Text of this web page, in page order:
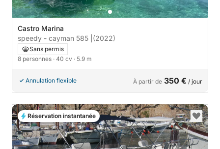
Castro Marina
speedy - cayman 585 | (2022)
Sans permis
8 personnes · 40 cv · 5.9 m
Annulation flexible À partir de 350 € / jour
Réservation instantanée